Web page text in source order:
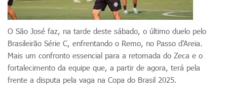
O São José faz, na tarde deste sábado, o último duelo pelo
Brasileirão Série C, enfrentando o Remo, no Passo d'Areia.
Mais um confronto essencial para a retomada do Zeca e o
fortalecimento da equipe que, a partir de agora, terá pela
frente a disputa pela vaga na Copa do Brasil 2025.